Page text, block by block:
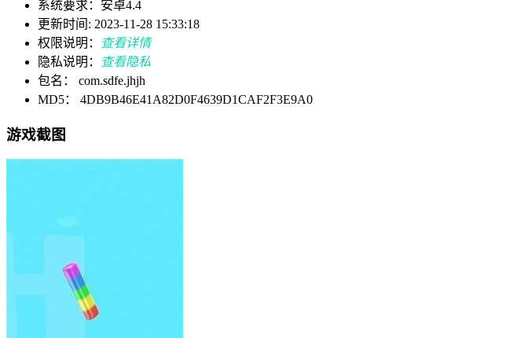
系统要求：安卓4.4
更新时间: 2023-11-28 15:33:18
权限说明：
查看详情
隐私说明：
查看隐私
包名： com.sdfe.jhjh
MD5： 4DB9B46E41A82D0F4639D1CAF2F3E9A0
游戏截图